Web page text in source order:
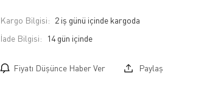
Kargo Bilgisi: 2 iş günü içinde kargoda
İade Bilgisi:
Fiyatı Düşünce Haber Ver Paylaş